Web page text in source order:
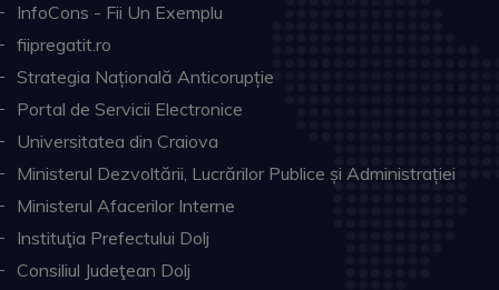
InfoCons - Fii Un Exemplu
fiipregatit.ro
Strategia Națională Anticorupție
Portal de Servicii Electronice
Universitatea din Craiova
Ministerul Dezvoltării, Lucrărilor Publice și Administrației
Ministerul Afacerilor Interne
Instituţia Prefectului Dolj
Consiliul Judeţean Dolj